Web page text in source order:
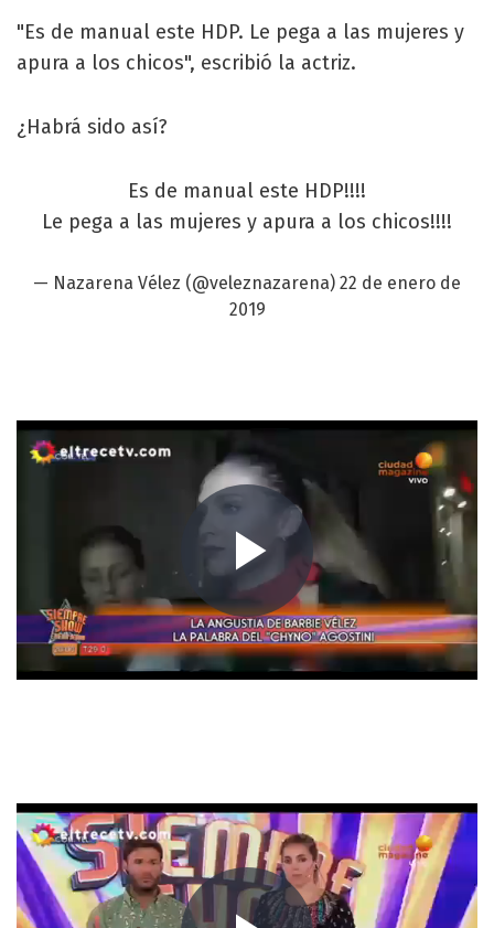
"Es de manual este HDP. Le pega a las mujeres y
apura a los chicos", escribió la actriz.
¿Habrá sido así?
Es de manual este HDP!!!!
Le pega a las mujeres y apura a los chicos!!!!
— Nazarena Vélez (@veleznazarena) 22 de enero de
2019